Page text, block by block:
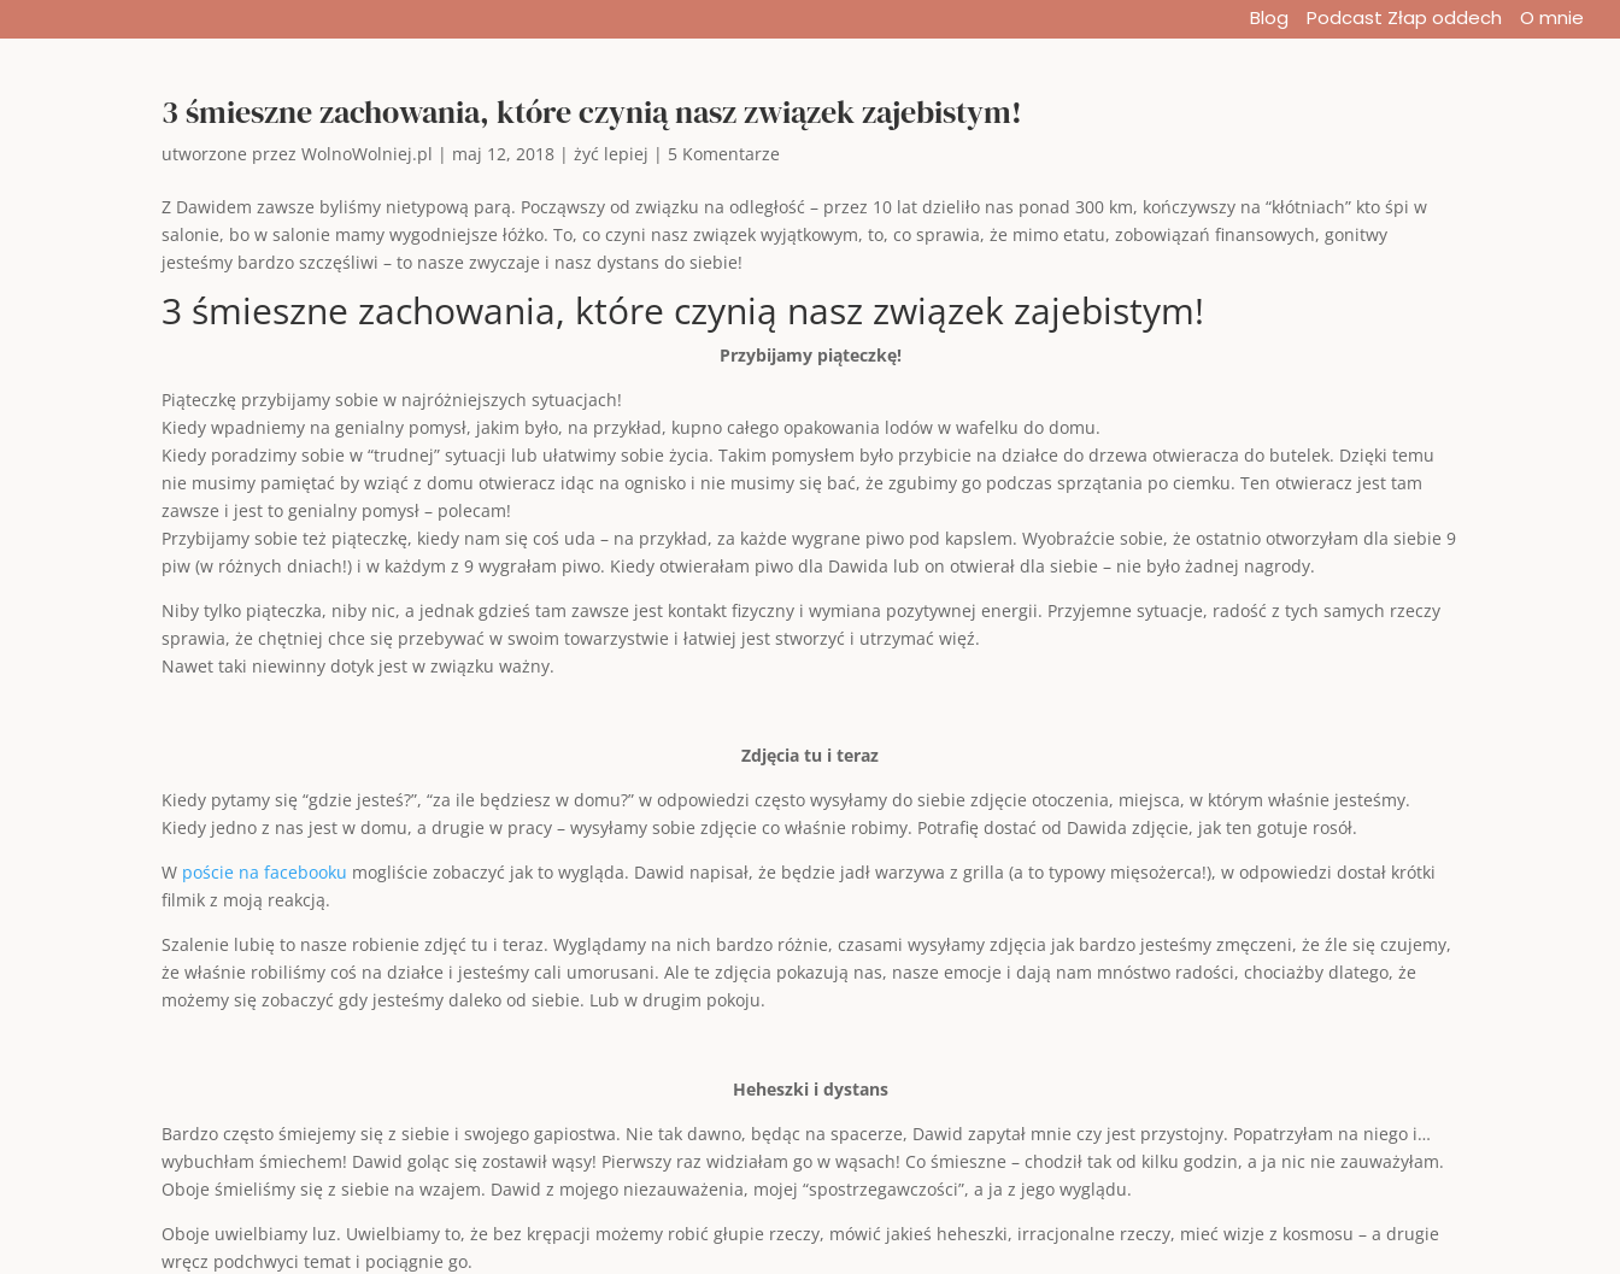
Blog Podcast Złap oddech O mnie
3 śmieszne zachowania, które czynią nasz związek zajebistym!
utworzone przezWolnoWolniej.pl | maj 12, 2018 |żyć lepiej | 5 Komentarze
Z Dawidem zawsze byliśmy nietypową parą. Począwszy od związku na odległość – przez 10 lat dzieliło nas ponad 300 km, kończywszy na “kłótniach” kto śpi w
salonie, bo w salonie mamy wygodniejsze łóżko. To, co czyni nasz związek wyjątkowym, to, co sprawia, że mimo etatu, zobowiązań finansowych, gonitwy
jesteśmy bardzo szczęśliwi – to nasze zwyczaje i nasz dystans do siebie!
3 śmieszne zachowania, które czynią nasz związek zajebistym!
Przybijamy piąteczkę!
Piąteczkę przybijamy sobie w najróżniejszych sytuacjach!
Kiedy wpadniemy na genialny pomysł, jakim było, na przykład, kupno całego opakowania lodów w wafelku do domu.
Kiedy poradzimy sobie w “trudnej” sytuacji lub ułatwimy sobie życia. Takim pomysłem było przybicie na działce do drzewa otwieracza do butelek. Dzięki temu
nie musimy pamiętać by wziąć z domu otwieracz idąc na ognisko i nie musimy się bać, że zgubimy go podczas sprzątania po ciemku. Ten otwieracz jest tam
zawsze i jest to genialny pomysł – polecam!
Przybijamy sobie też piąteczkę, kiedy nam się coś uda – na przykład, za każde wygrane piwo pod kapslem. Wyobraźcie sobie, że ostatnio otworzyłam dla siebie 9
piw (w różnych dniach!) i w każdym z 9 wygrałam piwo. Kiedy otwierałam piwo dla Dawida lub on otwierał dla siebie – nie było żadnej nagrody.
Niby tylko piąteczka, niby nic, a jednak gdzieś tam zawsze jest kontakt fizyczny i wymiana pozytywnej energii. Przyjemne sytuacje, radość z tych samych rzeczy
sprawia, że chętniej chce się przebywać w swoim towarzystwie i łatwiej jest stworzyć i utrzymać więź.
Nawet taki niewinny dotyk jest w związku ważny.
Zdjęcia tu i teraz
Kiedy pytamy się “gdzie jesteś?”, “za ile będziesz w domu?” w odpowiedzi często wysyłamy do siebie zdjęcie otoczenia, miejsca, w którym właśnie jesteśmy.
Kiedy jedno z nas jest w domu, a drugie w pracy – wysyłamy sobie zdjęcie co właśnie robimy. Potrafię dostać od Dawida zdjęcie, jak ten gotuje rosół.
W poście na facebooku mogliście zobaczyć jak to wygląda. Dawid napisał, że będzie jadł warzywa z grilla (a to typowy mięsożerca!), w odpowiedzi dostał krótki
filmik z moją reakcją.
Szalenie lubię to nasze robienie zdjęć tu i teraz. Wyglądamy na nich bardzo różnie, czasami wysyłamy zdjęcia jak bardzo jesteśmy zmęczeni, że źle się czujemy,
że właśnie robiliśmy coś na działce i jesteśmy cali umorusani. Ale te zdjęcia pokazują nas, nasze emocje i dają nam mnóstwo radości, chociażby dlatego, że
możemy się zobaczyć gdy jesteśmy daleko od siebie. Lub w drugim pokoju.
Heheszki i dystans
Bardzo często śmiejemy się z siebie i swojego gapiostwa. Nie tak dawno, będąc na spacerze, Dawid zapytał mnie czy jest przystojny. Popatrzyłam na niego i…
wybuchłam śmiechem! Dawid goląc się zostawił wąsy! Pierwszy raz widziałam go w wąsach! Co śmieszne – chodził tak od kilku godzin, a ja nic nie zauważyłam.
Oboje śmieliśmy się z siebie na wzajem. Dawid z mojego niezauważenia, mojej “spostrzegawczości”, a ja z jego wyglądu.
Oboje uwielbiamy luz. Uwielbiamy to, że bez krępacji możemy robić głupie rzeczy, mówić jakieś heheszki, irracjonalne rzeczy, mieć wizje z kosmosu – a drugie
wręcz podchwyci temat i pociągnie go.